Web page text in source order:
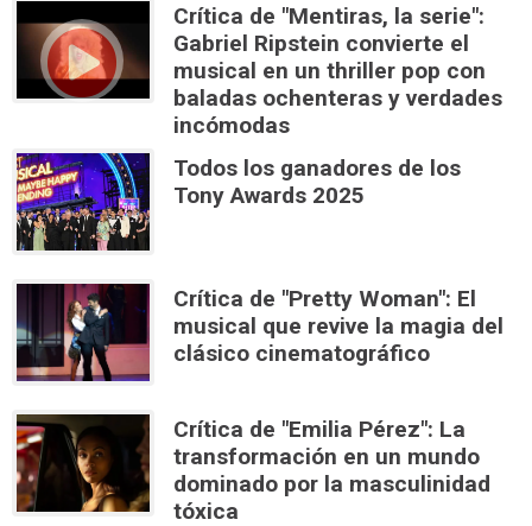
Crítica de "Mentiras, la serie":
Gabriel Ripstein convierte el
musical en un thriller pop con
baladas ochenteras y verdades
incómodas
Todos los ganadores de los
Tony Awards 2025
Crítica de "Pretty Woman": El
musical que revive la magia del
clásico cinematográfico
Crítica de "Emilia Pérez": La
transformación en un mundo
dominado por la masculinidad
tóxica